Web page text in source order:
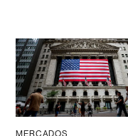
MERCADOS